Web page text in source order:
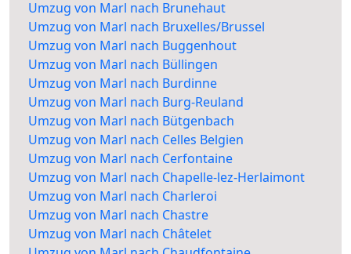
Umzug von Marl nach Brunehaut
Umzug von Marl nach Bruxelles/Brussel
Umzug von Marl nach Buggenhout
Umzug von Marl nach Büllingen
Umzug von Marl nach Burdinne
Umzug von Marl nach Burg-Reuland
Umzug von Marl nach Bütgenbach
Umzug von Marl nach Celles Belgien
Umzug von Marl nach Cerfontaine
Umzug von Marl nach Chapelle-lez-Herlaimont
Umzug von Marl nach Charleroi
Umzug von Marl nach Chastre
Umzug von Marl nach Châtelet